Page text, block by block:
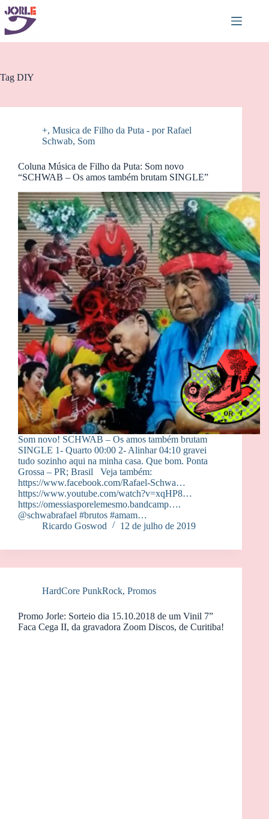
Pular
para
conteúdo
Tag DIY
+, Musica de Filho da Puta - por Rafael
Schwab, Som
Coluna Música de Filho da Puta: Som novo
“SCHWAB – Os amos também brutam SINGLE”
Som novo! SCHWAB – Os amos também brutam
SINGLE 1- Quarto 00:00 2- Alinhar 04:10 gravei
tudo sozinho aqui na minha casa. Que bom. Ponta
Grossa – PR; Brasil Veja também:
https://www.facebook.com/Rafael-Schwa…
https://www.youtube.com/watch?v=xqHP8…
https://omessiasporelemesmo.bandcamp….
@schwabrafael #brutos #amam…
Ricardo Goswod
12 de julho de 2019
HardCore PunkRock, Promos
Promo Jorle: Sorteio dia 15.10.2018 de um Vinil 7”
Faca Cega II, da gravadora Zoom Discos, de Curitiba!